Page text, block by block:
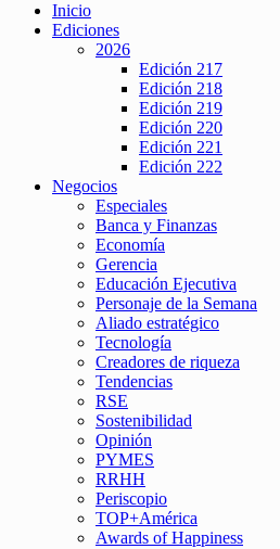
Inicio
Ediciones
2026
Edición 217
Edición 218
Edición 219
Edición 220
Edición 221
Edición 222
Negocios
Especiales
Banca y Finanzas
Economía
Gerencia
Educación Ejecutiva
Personaje de la Semana
Aliado estratégico
Tecnología
Creadores de riqueza
Tendencias
RSE
Sostenibilidad
Opinión
PYMES
RRHH
Periscopio
TOP+América
Awards of Happiness